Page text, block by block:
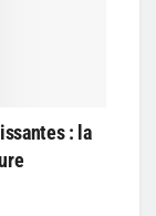
: la